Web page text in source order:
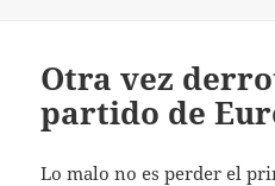
Otra vez
partido de
Lo malo no es perder el